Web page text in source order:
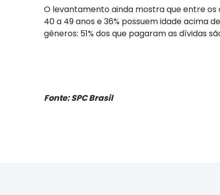
O levantamento ainda mostra que entre os
40 a 49 anos e 36% possuem idade acima
gêneros: 51% dos que pagaram as dívidas
Fonte: SPC Brasil